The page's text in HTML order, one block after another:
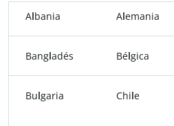
Albania Alemania
Bangladés Bélgica
Bulgaria Chile